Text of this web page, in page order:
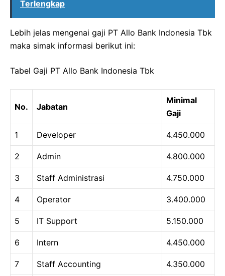
Terlengkap
Lebih jelas mengenai gaji PT Allo Bank Indonesia Tbk
maka simak informasi berikut ini:
Tabel Gaji PT Allo Bank Indonesia Tbk
No. Jabatan
Minimal
Gaji
1 Developer 4.450.000
2 Admin 4.800.000
3 Staff Administrasi 4.750.000
4 Operator 3.400.000
5 IT Support 5.150.000
6 Intern 4.450.000
7 Staff Accounting 4.350.000